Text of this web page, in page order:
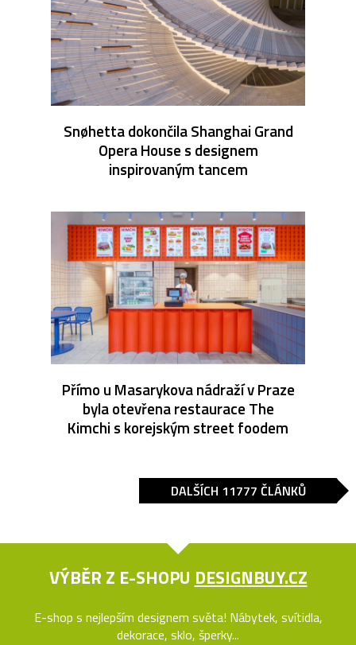
Snøhetta dokončila Shanghai Grand
Opera House s designem
inspirovaným tancem
Přímo u Masarykova nádraží v Praze
byla otevřena restaurace The
Kimchi s korejským street foodem
DALŠÍCH 11777 ČLÁNKŮ
VÝBĚR Z E-SHOPU DESIGNBUY.CZ
E-shop s nejlepším designem světa! Nábytek, svítidla,
dekorace, sklo, šperky...